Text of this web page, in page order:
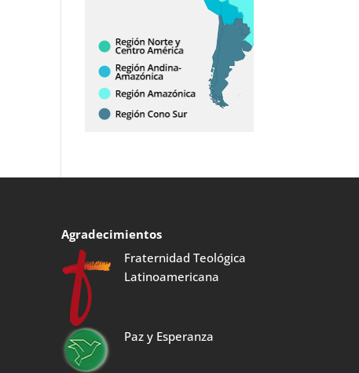
Agradecimientos
Fraternidad Teológica
Latinoamericana
Paz y Esperanza